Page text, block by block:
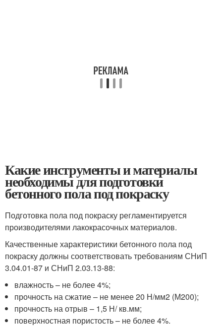
Какие инструменты и материалы
необходимы для подготовки
бетонного пола под покраску
Подготовка пола под покраску регламентируется
производителями лакокрасочных материалов.
Качественные характеристики бетонного пола под
покраску должны соответствовать требованиям СНиП
3.04.01-87 и СНиП 2.03.13-88:
влажность – не более 4%;
прочность на сжатие – не менее 20 Н/мм2 (М200);
прочность на отрыв – 1,5 Н/ кв.мм;
поверхностная пористость – не более 4%.